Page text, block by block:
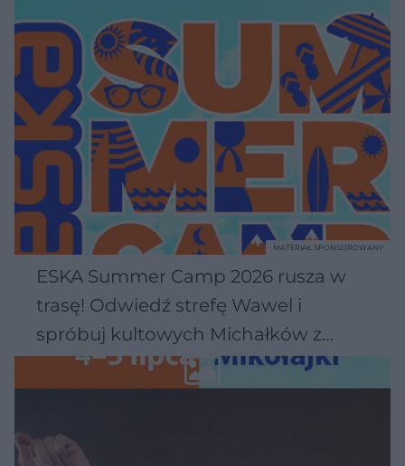
ESKA Summer Camp 2026 rusza w
trasę! Odwiedź strefę Wawel i
spróbuj kultowych Michałków z
Wawelu
MATERIAŁ SPONSOROWANY